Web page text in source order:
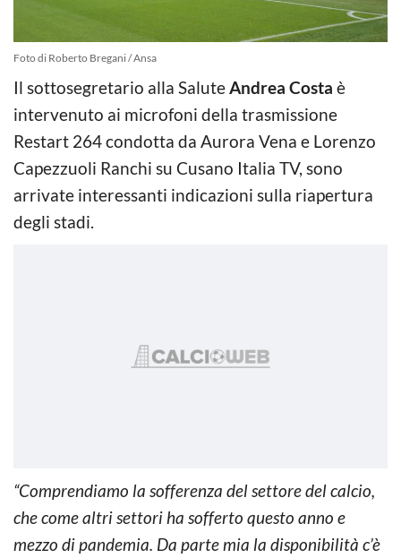
Foto di Roberto Bregani / Ansa
Il sottosegretario alla SaluteAndrea Costa è
intervenuto ai microfoni della trasmissione
Restart 264 condotta da Aurora Vena e Lorenzo
Capezzuoli Ranchi su Cusano Italia TV, sono
arrivate interessanti indicazioni sulla riapertura
degli stadi.
“Comprendiamo la sofferenza del settore del calcio,
che come altri settori ha sofferto questo anno e
mezzo di pandemia. Da parte mia la disponibilità c’è